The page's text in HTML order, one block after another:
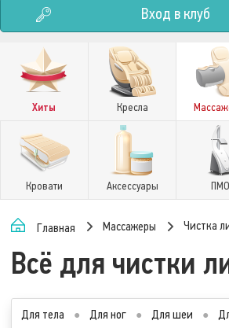
Вход в клуб
Хиты Кресла
Кровати Аксессуары ПМО
Главная Массажеры Чистка
Всё для чистки
Для тела ● Для ног ● Для шеи ●